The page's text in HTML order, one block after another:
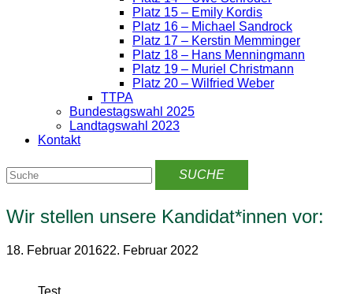
Platz 15 – Emily Kordis
Platz 16 – Michael Sandrock
Platz 17 – Kerstin Memminger
Platz 18 – Hans Menningmann
Platz 19 – Muriel Christmann
Platz 20 – Wilfried Weber
TTPA
Bundestagswahl 2025
Landtagswahl 2023
Kontakt
Wir stellen unsere Kandidat*innen vor:
18. Februar 201622. Februar 2022
Test